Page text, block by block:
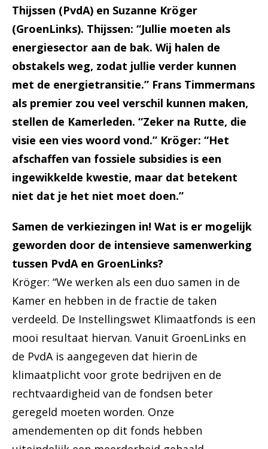
Thijssen (PvdA) en Suzanne Kröger
(GroenLinks). Thijssen: “Jullie moeten als
energiesector aan de bak. Wij halen de
obstakels weg, zodat jullie verder kunnen
met de energietransitie.” Frans Timmermans
als premier zou veel verschil kunnen maken,
stellen de Kamerleden. “Zeker na Rutte, die
visie een vies woord vond.” Kröger: “Het
afschaffen van fossiele subsidies is een
ingewikkelde kwestie, maar dat betekent
niet dat je het niet moet doen.”
Samen de verkiezingen in! Wat is er mogelijk
geworden door de intensieve samenwerking
tussen PvdA en GroenLinks?
Kröger: “We werken als een duo samen in de
Kamer en hebben in de fractie de taken
verdeeld. De Instellingswet Klimaatfonds is een
mooi resultaat hiervan. Vanuit GroenLinks en
de PvdA is aangegeven dat hierin de
klimaatplicht voor grote bedrijven en de
rechtvaardigheid van de fondsen beter
geregeld moeten worden. Onze
amendementen op dit fonds hebben